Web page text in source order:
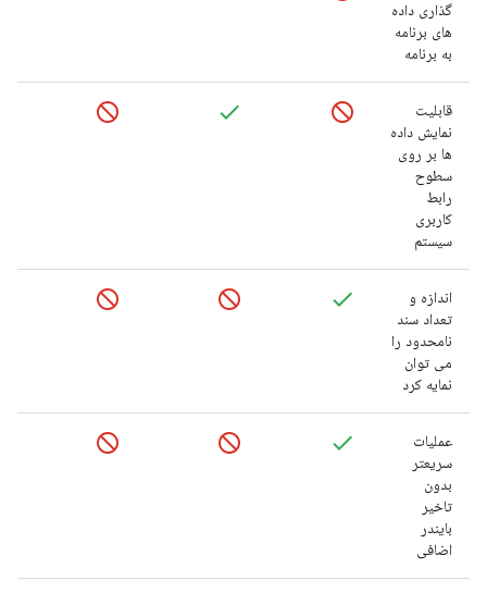
گذاری داده
های برنامه
به برنامه
قابلیت
نمایش داده
ها بر روی
سطوح
رابط
کاربری
سیستم
اندازه و
تعداد سند
نامحدود را
می توان
نمایه کرد
عملیات
سریعتر
بدون
تاخیر
بایندر
اضافی